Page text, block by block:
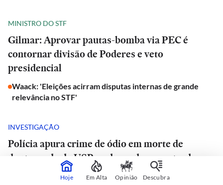
MINISTRO DO STF
Gilmar: Aprovar pautas-bomba via PEC é
contornar divisão de Poderes e veto
presidencial
Waack: 'Eleições acirram disputas internas de grande
relevância no STF'
INVESTIGAÇÃO
Polícia apura crime de ódio em morte de
doutorando da USP e advogado encontrado
morto em estrada de São Paulo
Hoje Em Alta Opinião Descubra